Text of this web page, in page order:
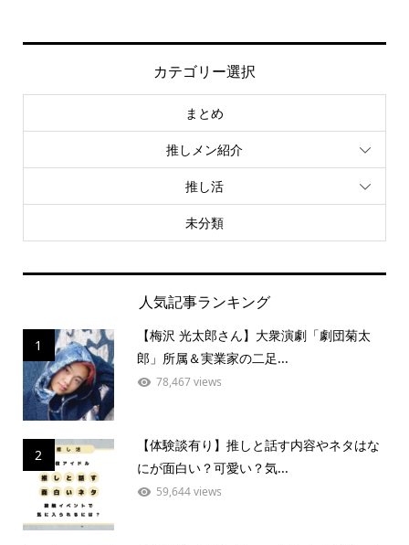
カテゴリー選択
まとめ
推しメン紹介
推し活
未分類
人気記事ランキング
1
【梅沢 光太郎さん】大衆演劇「劇団菊太
郎」所属＆実業家の二足...
78,467 views
2
【体験談有り】推しと話す内容やネタはな
にが面白い？可愛い？気...
59,644 views